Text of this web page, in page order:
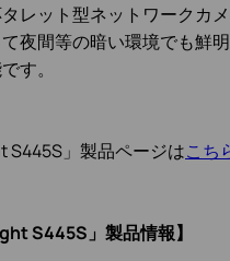
レット型ネットワークカ
夜間等の暗い環境でも鮮
す。
S445S」製品ページはこち
S445S」製品情報】